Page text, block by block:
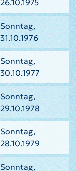
26.10.1975
Sonntag,
31.10.1976
Sonntag,
30.10.1977
Sonntag,
29.10.1978
Sonntag,
28.10.1979
Sonntag,